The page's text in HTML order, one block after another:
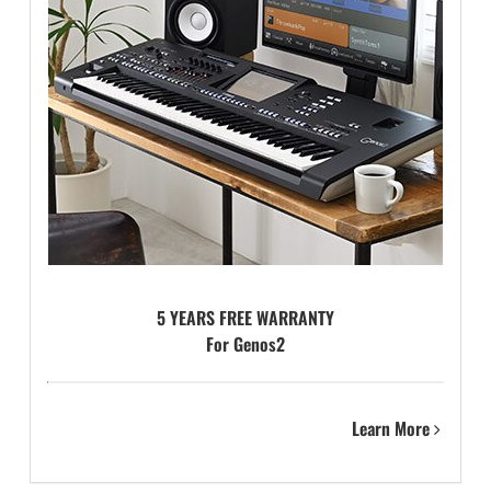
5 YEARS FREE WARRANTY
For Genos2
Learn More